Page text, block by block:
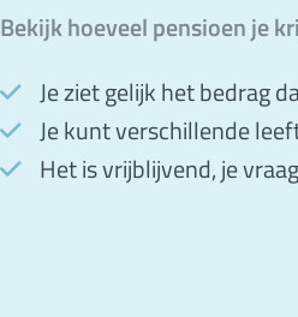
Bekijk hoeveel pensioen je
Je ziet gelijk het bedrag
Je kunt verschillende
Het is vrijblijvend, je